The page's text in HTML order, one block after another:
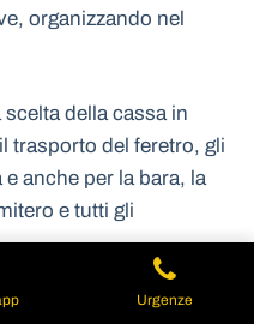
organizzando nel
della cassa in
trasporto del feretro, gli
anche per la bara, la
e tutti gli
indicazioni per avere
Urgenze